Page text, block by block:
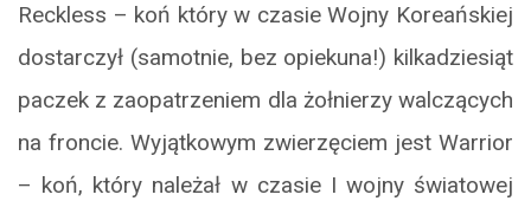
Reckless – koń który w czasie Wojny Koreańskiej
dostarczył (samotnie, bez opiekuna!) kilkadziesiąt
paczek z zaopatrzeniem dla żołnierzy walczących
na froncie. Wyjątkowym zwierzęciem jest Warrior
– koń, który należał w czasie I wojny światowej